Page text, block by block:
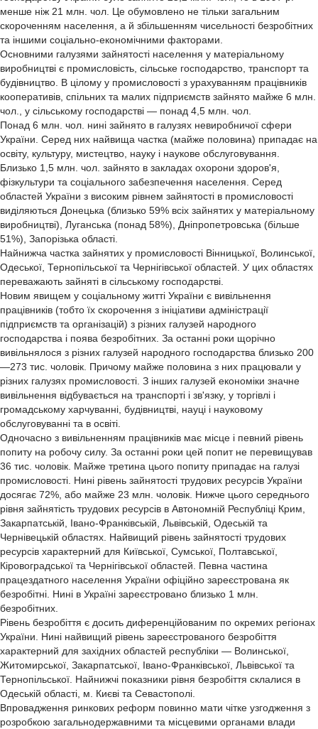
менше ніж 21 млн. чол. Це обумовлено не тільки загальним
скороченням населення, а й збільшенням чисельності безробітних
та іншими соціально-економічними факторами.
Основними галузями зайнятості населення у матеріальному
виробництві є промисловість, сільське господарство, транспорт та
будівництво. В цілому у промисловості з урахуванням працівників
кооперативів, спільних та малих підприємств зайнято майже 6 млн.
чол., у сільському господарстві — понад 4,5 млн. чол.
Понад 6 млн. чол. нині зайнято в галузях невиробничої сфери
України. Серед них найвища частка (майже половина) припадає на
освіту, культуру, мистецтво, науку і наукове обслуговування.
Близько 1,5 млн. чол. зайнято в закладах охорони здоров'я,
фізкультури та соціального забезпечення населення. Серед
областей України з високим рівнем зайнятості в промисловості
виділяються Донецька (близько 59% всіх зайнятих у матеріальному
виробництві), Луганська (понад 58%), Дніпропетровська (більше
51%), Запорізька області.
Найнижча частка зайнятих у промисловості Вінницької, Волинської,
Одеської, Тернопільської та Чернігівської областей. У цих областях
переважають зайняті в сільському господарстві.
Новим явищем у соціальному житті України є вивільнення
працівників (тобто їх скорочення з ініціативи адміністрації
підприємств та організацій) з різних галузей народного
господарства і поява безробітних. За останні роки щорічно
вивільнялося з різних галузей народного господарства близько 200
—273 тис. чоловік. Причому майже половина з них працювали у
різних галузях промисловості. З інших галузей економіки значне
вивільнення відбувається на транспорті і зв'язку, у торгівлі і
громадському харчуванні, будівництві, науці і науковому
обслуговуванні та в освіті.
Одночасно з вивільненням працівників має місце і певний рівень
попиту на робочу силу. За останні роки цей попит не перевищував
36 тис. чоловік. Майже третина цього попиту припадає на галузі
промисловості. Нині рівень зайнятості трудових ресурсів України
досягає 72%, або майже 23 млн. чоловік. Нижче цього середнього
рівня зайнятість трудових ресурсів в Автономній Республіці Крим,
Закарпатській, Івано-Франківській, Львівській, Одеській та
Чернівецькій областях. Найвищий рівень зайнятості трудових
ресурсів характерний для Київської, Сумської, Полтавської,
Кіровоградської та Чернігівської областей. Певна частина
працездатного населення України офіційно зареєстрована як
безробітні. Нині в Україні зареєстровано близько 1 млн.
безробітних.
Рівень безробіття є досить диференційованим по окремих регіонах
України. Нині найвищий рівень зареєстрованого безробіття
характерний для західних областей республіки — Волинської,
Житомирської, Закарпатської, Івано-Франківської, Львівської та
Тернопільської. Найнижчі показники рівня безробіття склалися в
Одеській області, м. Києві та Севастополі.
Впровадження ринкових реформ повинно мати чітке узгодження з
розробкою загальнодержавними та місцевими органами влади